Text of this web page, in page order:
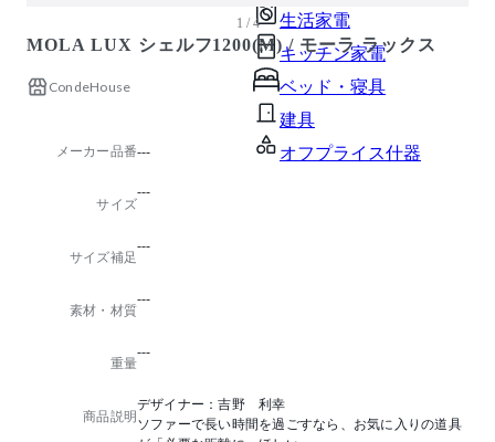
生活家電
キッチン家電
ベッド・寝具
建具
オフプライス什器
1 / 4
MOLA LUX シェルフ1200(M) / モーラ ラックス
CondeHouse
メーカー品番---
サイズ
---
サイズ補足
---
素材・材質
---
重量
---
商品説明
デザイナー：吉野 利幸
ソファーで長い時間を過ごすなら、お気に入りの道具